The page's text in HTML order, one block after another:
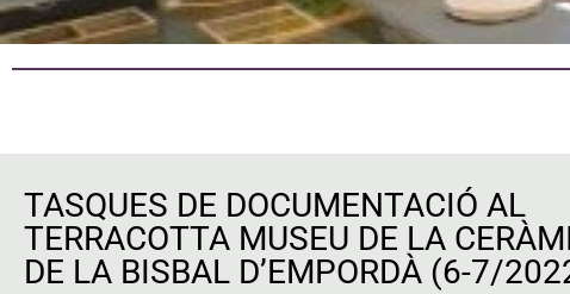
TASQUES DE DOCUMENTACIÓ AL
TERRACOTTA MUSEU DE LA
DE LA BISBAL D’EMPORDÀ (6-7/